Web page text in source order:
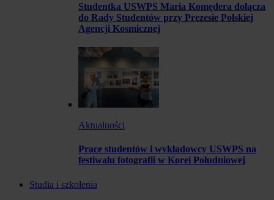
Studentka USWPS Maria Komędera dołącza
do Rady Studentów przy Prezesie Polskiej
Agencji Kosmicznej
Aktualności
Prace studentów i wykładowcy USWPS na
festiwalu fotografii w Korei Południowej
Studia i szkolenia